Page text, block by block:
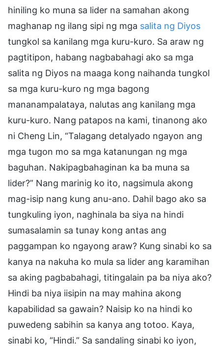
hiniling ko muna sa lider na samahan akong
maghanap ng ilang sipi ng mga salita ng Diyos
tungkol sa kanilang mga kuru-kuro. Sa araw ng
pagtitipon, habang nagbabahagi ako sa mga
salita ng Diyos na maaga kong naihanda tungkol
sa mga kuru-kuro ng mga bagong
mananampalataya, nalutas ang kanilang mga
kuru-kuro. Nang patapos na kami, tinanong ako
ni Cheng Lin, “Talagang detalyado ngayon ang
mga tugon mo sa mga katanungan ng mga
baguhan. Nakipagbahaginan ka ba muna sa
lider?” Nang marinig ko ito, nagsimula akong
mag-isip nang kung anu-ano. Dahil bago ako sa
tungkuling iyon, naghinala ba siya na hindi
sumasalamin sa tunay kong antas ang
paggampan ko ngayong araw? Kung sinabi ko sa
kanya na nakuha ko mula sa lider ang karamihan
sa aking pagbabahagi, titingalain pa ba niya ako?
Hindi ba niya iisipin na may mahina akong
kapabilidad sa gawain? Naisip ko na hindi ko
puwedeng sabihin sa kanya ang totoo. Kaya,
sinabi ko, “Hindi.” Sa sandaling sinabi ko iyon,